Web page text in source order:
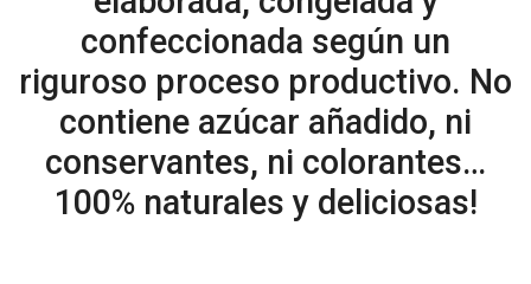
confeccionada según un
riguroso proceso productivo. No
contiene azúcar añadido, ni
conservantes, ni colorantes…
100% naturales y deliciosas!